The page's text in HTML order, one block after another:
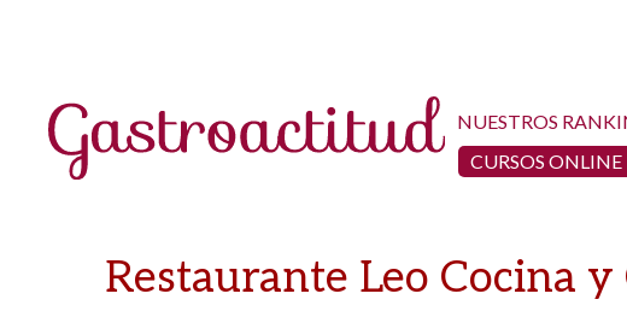
NUESTROS
CURSOS ONLINE
Restaurante Leo Cocina